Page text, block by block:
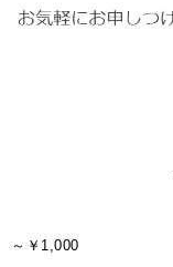
～￥1,000